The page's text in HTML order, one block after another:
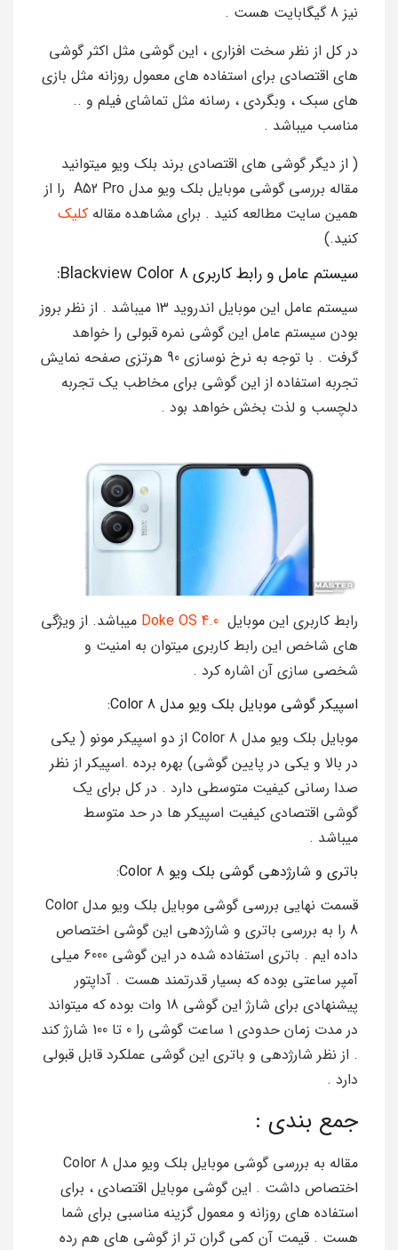
نیز 8 گیگابایت هست .
در کل از نظر سخت افزاری ، این گوشی مثل اکثر گوشی
های اقتصادی برای استفاده های معمول روزانه مثل بازی
های سبک ، وبگردی ، رسانه مثل تماشای فیلم و ..
مناسب میباشد .
( از دیگر گوشی های اقتصادی برند بلک ویو میتوانید
مقاله بررسی گوشی موبایل بلک ویو مدل A52 Pro را از
همین سایت مطالعه کنید . برای مشاهده مقاله کلیک
کنید.)
سیستم عامل و رابط کاربری Blackview Color 8:
سیستم عامل این موبایل اندروید 13 میباشد . از نظر بروز
بودن سیستم عامل این گوشی نمره قبولی را خواهد
گرفت . با توجه به نرخ نوسازی 90 هرتزی صفحه نمایش
تجربه استفاده از این گوشی برای مخاطب یک تجربه
دلچسب و لذت بخش خواهد بود .
رابط کاربری این موبایل
میباشد. از ویژگی
های شاخص این رابط کاربری میتوان به امنیت و
شخصی سازی آن اشاره کرد .
اسپیکر گوشی موبایل بلک ویو مدل Color 8:
موبایل بلک ویو مدل Color 8 از دو اسپیکر مونو ( یکی
در بالا و یکی در پایین گوشی) بهره برده .اسپیکر از نظر
صدا رسانی کیفیت متوسطی دارد . در کل برای یک
گوشی اقتصادی کیفیت اسپیکر ها در حد متوسط
میباشد .
باتری و شارژدهی گوشی بلک ویو Color 8:
قسمت نهایی بررسی گوشی موبایل بلک ویو مدل Color
8 را به بررسی باتری و شارژدهی این گوشی اختصاص
داده ایم . باتری استفاده شده در این گوشی 6000 میلی
آمپر ساعتی بوده که بسیار قدرتمند هست . آداپتور
پیشنهادی برای شارژ این گوشی 18 وات بوده که میتواند
در مدت زمان حدودی 1 ساعت گوشی را 0 تا 100 شارژ کند
. از نظر شارژدهی و باتری این گوشی عملکرد قابل قبولی
دارد .
جمع بندی :
مقاله به بررسی گوشی موبایل بلک ویو مدل Color 8
اختصاص داشت . این گوشی موبایل اقتصادی ، برای
استفاده های روزانه و معمول گزینه مناسبی برای شما
هست . قیمت آن کمی گران تر از گوشی های هم رده